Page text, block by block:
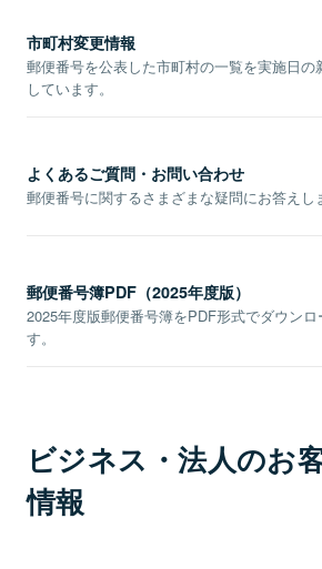
市町村変更情報
郵便番号を公表した市町村の一覧を実施日の
しています。
よくあるご質問・お問い合わせ
郵便番号に関するさまざまな疑問にお答えし
郵便番号簿PDF（2025年度版）
2025年度版郵便番号簿をPDF形式でダウンロ
す。
ビジネス・法人のお
情報